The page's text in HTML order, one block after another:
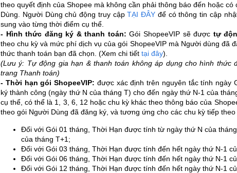
theo quyết định của Shopee mà không cần phải thông báo đến hoặc
Dùng. Người Dùng chủ động truy cậpTẠI ĐÂY để có thông tin cập
sung vào từng thời điểm cụ thể.
- Hình thức đăng ký & thanh toán:Gói ShopeeVIP sẽ được tự
theo chu kỳ và mức phí dịch vụ của gói ShopeeVIP mà Người dùng đã
thức thanh toán bạn đã chọn. (Xem chi tiết tại đây).
(Lưu ý: Tự động gia hạn & thanh toán không áp dụng cho hình thức
trang Thanh toán)
- Thời hạn gói ShopeeVIP: được xác định trên nguyên tắc tính ngày
ký thành công (ngày thứ N của tháng T) cho đến ngày thứ N-1 của
cụ thể, có thể là 1, 3, 6, 12 hoặc chu kỳ khác theo thông báo của
theo gói Người Dùng đã đăng ký, và tương ứng cho các chu kỳ tiếp
Đối với Gói 01 tháng, Thời Hạn được tính từ ngày thứ N của
của tháng T+1;
Đối với Gói 03 tháng, Thời Hạn được tính đến hết ngày thứ N-1
Đối với Gói 06 tháng, Thời Hạn được tính đến hết ngày thứ N-1
Đối với Gói 12 tháng, Thời Hạn được tính đến hết ngày thứ N-1